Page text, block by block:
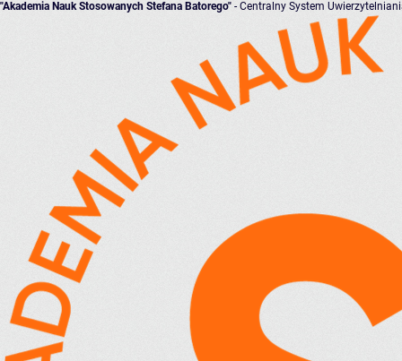
"Akademia Nauk Stosowanych Stefana Batorego" - Centralny System